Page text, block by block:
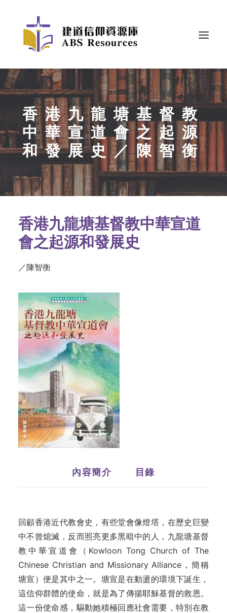
香港九龍塘基督教
中華宣道會之起源
和發展史／陳智衡
香港九龍塘基督教中華宣道
會之起源和發展史
／陳智衡
內容簡介 目錄
回顧香港近代教會史，有些堂會像燈塔，在歷史巨變
中不曾熄滅，反而照亮更多黑暗中的人，九龍塘基督
教中華宣道會（Kowloon Tong Church of The
Chinese Christian and Missionary Alliance，簡稱
塘宣）便是其中之一。塘宣是在動盪的環境下誕生，
這信仰群體的使命，就是為了傳揚耶穌基督的救恩。
這一份使命感，驅動她積極回應社會需要，特別在教